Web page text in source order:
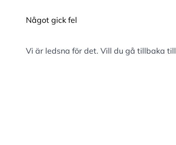
Något gick fel
Vi är ledsna för det. Vill du gå tillbaka till